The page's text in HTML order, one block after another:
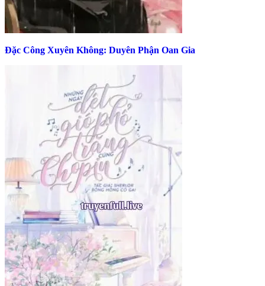
Đặc Công Xuyên Không: Duyên Phận Oan Gia